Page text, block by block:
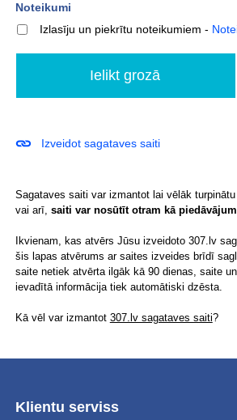
Noteikumi
Izlasīju un piekrītu noteikumiem -
Izveidot sagataves saiti
Sagataves saiti var izmantot lai vēlāk
vai arī, saiti var nosūtīt otram kā
Ikvienam, kas atvērs Jūsu izveidoto 307.lv
šis lapas atvērums ar saites izveides brīdī
saite netiek atvērta ilgāk kā 90 dienas, saite
ievadītā informācija tiek automātiski dzēsta.
Kā vēl var izmantot 307.lv sagataves saiti?
Klientu serviss